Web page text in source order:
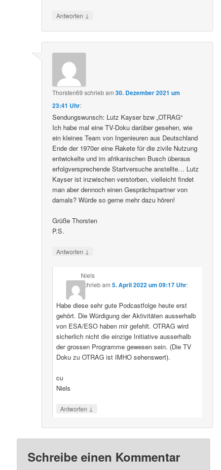
Antworten ↓
Thorsten69 schriebam30. Dezember 2021 um
23:41 Uhr:
Sendungswunsch: Lutz Kayser bzw „OTRAG“
Ich habe mal eine TV-Doku darüber gesehen, wie
ein kleines Team von Ingenieuren aus Deutschland
Ende der 1970er eine Rakete für die zivile Nutzung
entwickelte und im afrikanischen Busch überaus
erfolgversprechende Startversuche anstellte… Lutz
Kayser ist inzwischen verstorben, vielleicht findet
man aber dennoch einen Gesprächspartner von
damals? Würde so gerne mehr dazu hören!
Grüße Thorsten
P.S.
Antworten ↓
Niels
schriebam 5. April 2022 um 09:17 Uhr:
Habe diese sehr gute Podcastfolge heute erst
gehört. Die Würdigung der Aktivitäten ausserhalb
von ESA/ESO haben mir gefehlt. OTRAG wird
sicherlich nicht die einzige Initiative ausserhalb
der grossen Programme gewesen sein. (Die TV
Doku zu OTRAG ist IMHO sehenswert).
cu
Niels
Antworten ↓
Schreibe einen Kommentar